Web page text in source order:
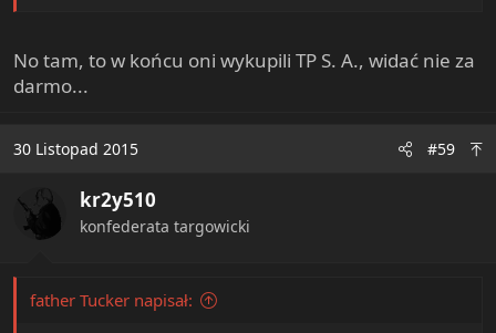
No tam, to w końcu oni wykupili TP S. A., widać nie za
darmo...
30 Listopad 2015 #59
kr2y510
konfederata targowicki
father Tucker napisał: